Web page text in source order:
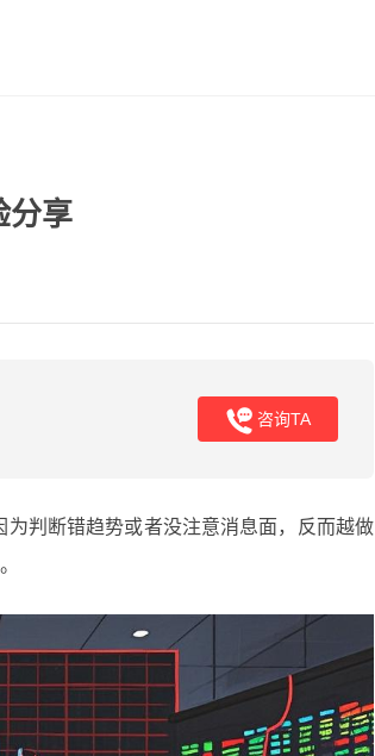
分享
咨询TA
判断错趋势或者没注意消息面，反而越做